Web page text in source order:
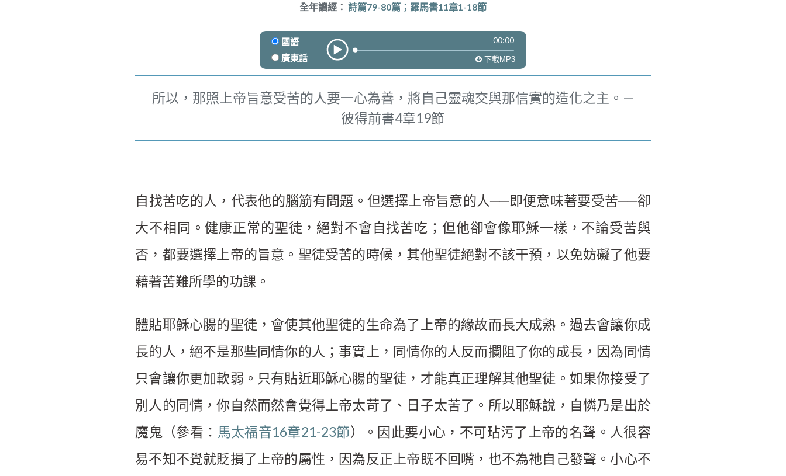
全年讀經： 詩篇79-80篇；羅馬書11章1-18節
國語
廣東話
00:00
下載MP3
所以，那照上帝旨意受苦的人要一心為善，將自己靈魂交與那信實的造化之主。—
彼得前書4章19節
自找苦吃的人，代表他的腦筋有問題。但選擇上帝旨意的人──即便意味著要受苦──卻
大不相同。健康正常的聖徒，絕對不會自找苦吃；但他卻會像耶穌一樣，不論受苦與
否，都要選擇上帝的旨意。聖徒受苦的時候，其他聖徒絕對不該干預，以免妨礙了他要
藉著苦難所學的功課。
體貼耶穌心腸的聖徒，會使其他聖徒的生命為了上帝的緣故而長大成熟。過去會讓你成
長的人，絕不是那些同情你的人；事實上，同情你的人反而攔阻了你的成長，因為同情
只會讓你更加軟弱。只有貼近耶穌心腸的聖徒，才能真正理解其他聖徒。如果你接受了
別人的同情，你自然而然會覺得上帝太苛了、日子太苦了。所以耶穌說，自憐乃是出於
魔鬼（參看： 馬太福音16章21-23節）。因此要小心，不可玷污了上帝的名聲。人很容
易不知不覺就貶損了上帝的屬性，因為反正上帝既不回嘴，也不為祂自己發聲。小心不